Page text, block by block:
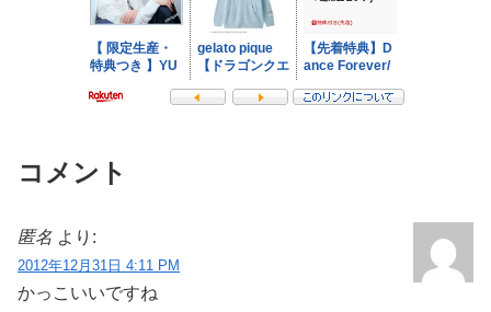
コメント
匿名 より:
2012年12月31日 4:11 PM
かっこいいですね